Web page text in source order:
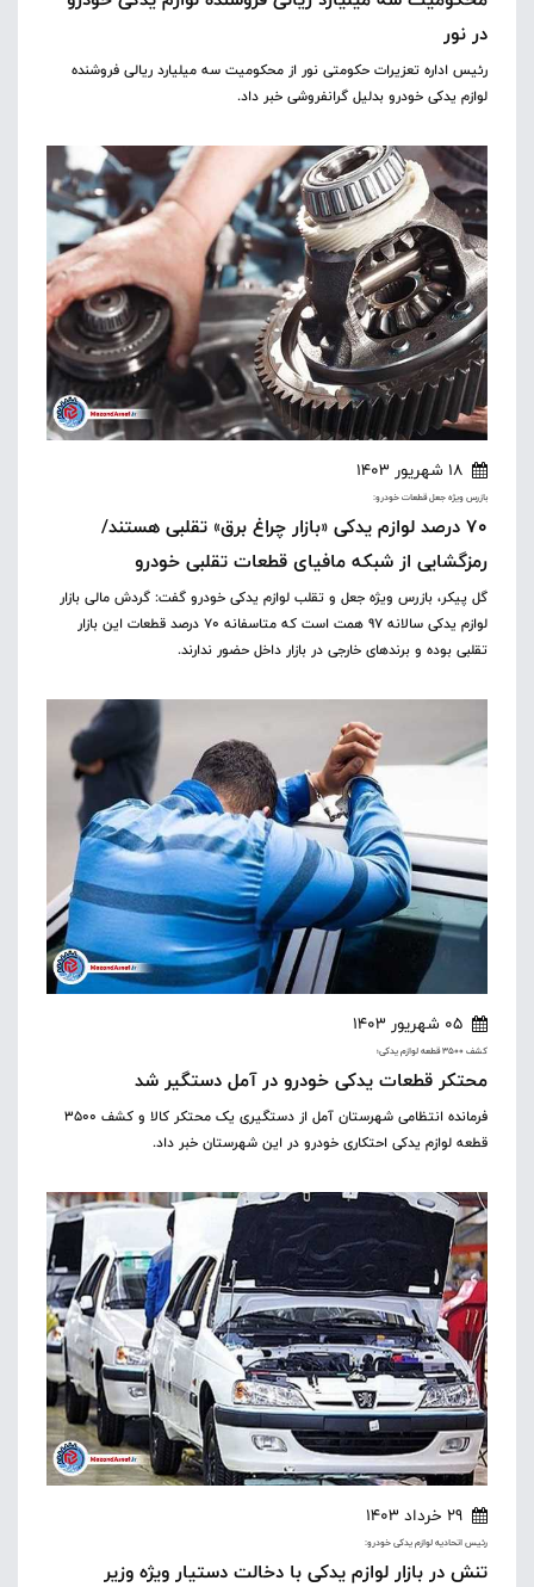
در نور
رئیس اداره تعزیرات حکومتی نور از محکومیت سه میلیارد ریالی فروشنده
لوازم یدکی خودرو بدلیل گرانفروشی خبر داد.
18 شهریور 1403
بازرس ویژه جعل قطعات خودرو:
۷۰ درصد لوازم یدکی «بازار چراغ برق» تقلبی هستند/
رمزگشایی از شبکه مافیای قطعات تقلبی خودرو
گل پیکر، بازرس ویژه جعل و تقلب لوازم یدکی خودرو گفت: گردش مالی بازار
لوازم یدکی سالانه ۹۷ همت است که متاسفانه ۷۰ درصد قطعات این بازار
تقلبی بوده و برندهای خارجی در بازار داخل حضور ندارند.
05 شهریور 1403
کشف ۳۵۰۰ قطعه لوازم یدکی؛
محتکر قطعات یدکی خودرو در آمل دستگیر شد
فرمانده انتظامی شهرستان آمل از دستگیری یک محتکر کالا و کشف ۳۵۰۰
قطعه لوازم یدکی احتکاری خودرو در این شهرستان خبر داد.
29 خرداد 1403
رئیس اتحادیه لوازم یدکی خودرو:
تنش در بازار لوازم یدکی با دخالت دستیار ویژه وزیر